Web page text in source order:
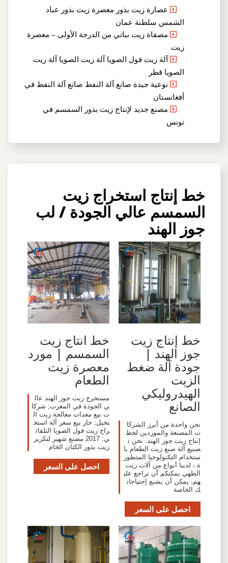
عصارة زيت بذور معصرة زيت بذور عباد
الشمس سلطنة عمان
مصفاة زيت نباتي من الدرجة الأولى – معصرة
زيت
آلة زيت فول الصويا آلة زيت الصويا آلة زيت
الصويا قطر
نوعية جيدة صانع آلة النفط صانع آلة النفط في
أفغانستان
مصنع جديد لإنتاج زيت بذور السمسم في
تونس
خط إنتاج استخراج زيت
السمسم عالي الجودة / لب
جوز الهند
خط إنتاج زيت
جوز الهند |
جودة آلة ضغط
الزيت
الهيدروليكي
الصانع
نحن واحدة من أبرز الشركا
ت المصنعة والموردين لخط
إنتاج زيت جوز الهند. نحن ت
صنيع آلة صنع زيت الطعام با
ستخدام التكنولوجيا المتطور
ة ، لدينا أنواع من آلات زيت
الطهي يمكنكم أن تراجع علي
هم، يمكن أن يشبع إحتياجات
ك الخاصة
احصل على السعر
خط انتاج زيت
السمسم | مورد
معصرة زيت
الطعام
مستخرج زيت جوز الهند عال
ي الجودة في المغرب; شركا
ت بيع معدات معالجة زيت ال
نخيل; حار بيع سعر آلة استخ
راج زيت فول الصويا التلقائ
ي; 2017 مصنع شهير لتكرير
زيت بذور الكتان الخام
احصل على السعر